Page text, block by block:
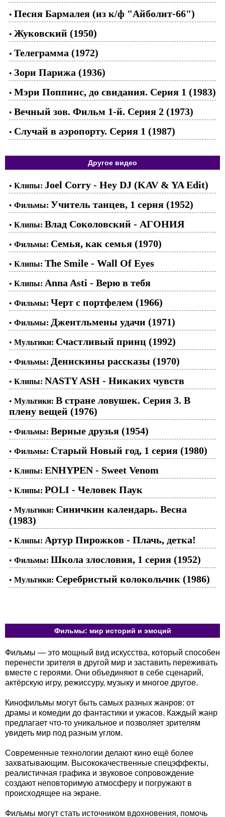
• Песня Бармалея (из к/ф "Айболит-66")
• Жуковский (1950)
• Телеграмма (1972)
• Зори Парижа (1936)
• Мэри Поппинс, до свидания. Серия 1 (1983)
• Вечный зов. Фильм 1-й. Серия 2 (1973)
• Случай в аэропорту. Серия 1 (1987)
Другое видео
• Клипы: Joel Corry - Hey DJ (KAV & YA Edit)
• Фильмы: Учитель танцев, 1 серия (1952)
• Клипы: Влад Соколовский - АГОНИЯ
• Фильмы: Семья, как семья (1970)
• Клипы: The Smile - Wall Of Eyes
• Клипы: Anna Asti - Верю в тебя
• Фильмы: Черт с портфелем (1966)
• Фильмы: Джентльмены удачи (1971)
• Мультики: Счастливый принц (1992)
• Фильмы: Денискины рассказы (1970)
• Клипы: NASTY ASH - Никаких чувств
• Мультики: В стране ловушек. Серия 3. В
плену вещей (1976)
• Фильмы: Верные друзья (1954)
• Фильмы: Старый Новый год, 1 серия (1980)
• Клипы: ENHYPEN - Sweet Venom
• Клипы: POLI - Человек Паук
• Мультики: Синичкин календарь. Весна
(1983)
• Клипы: Артур Пирожков - Плачь, детка!
• Фильмы: Школа злословия, 1 серия (1952)
• Мультики: Серебристый колокольчик (1986)
Фильмы: мир историй и эмоций
Фильмы — это мощный вид искусства, который способен
перенести зрителя в другой мир и заставить переживать
вместе с героями. Они объединяют в себе сценарий,
актёрскую игру, режиссуру, музыку и многое другое.
Кинофильмы могут быть самых разных жанров: от
драмы и комедии до фантастики и ужасов. Каждый жанр
предлагает что-то уникальное и позволяет зрителям
увидеть мир под разным углом.
Современные технологии делают кино ещё более
захватывающим. Высококачественные спецэффекты,
реалистичная графика и звуковое сопровождение
создают неповторимую атмосферу и погружают в
происходящее на экране.
Фильмы могут стать источником вдохновения, помочь